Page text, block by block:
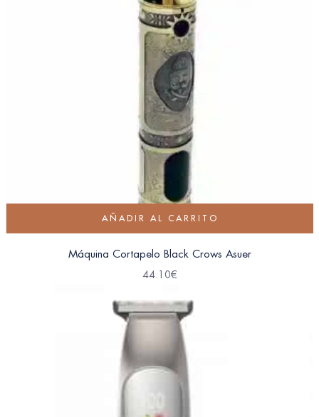
AÑADIR AL CARRITO
Máquina Cortapelo Black Crows Asuer
44.10€